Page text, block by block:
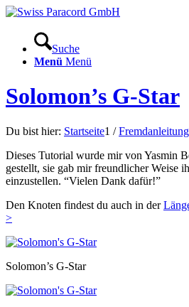
Suche
Menü Menü
Solomon’s G-Star
Du bist hier: Startseite1 / Fremdanleitung
Dieses Tutorial wurde mir von Yasmin
gestellt, sie gab mir freundlicher Weise
einzustellen. “Vielen Dank dafür!”
Den Knoten findest du auch in der
>
Solomon’s G-Star